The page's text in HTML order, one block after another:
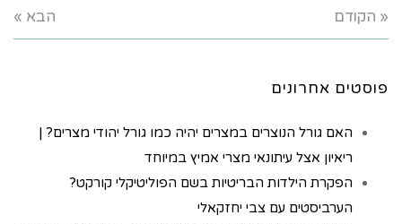
« הקודם הבא »
פוסטים אחרונים
האם גורל הנוצרים במצרים יהיה כמו גורל יהודי מצרים? |
ריאיון אצל עיתונאי מצרי אמיץ במיוחד
הפקרת הילדות הבריטיות בשם הפוליטיקלי קורקט?
הערביסטים עם צבי יחזקאלי